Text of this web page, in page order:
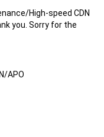
High-speed CDN
you. Sorry for the
APO